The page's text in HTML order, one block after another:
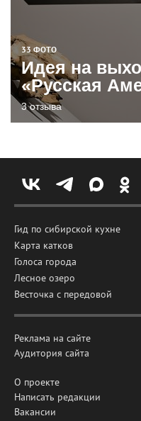
33 ФОТО
Идея на
«Русская
3 отзыва
Гид по сибирской кухне
Карта катков
Голоса города
Лесное озеро
Весточка с передовой
Реклама на сайте
Аудитория сайта
О проекте
Написать редакции
Вакансии